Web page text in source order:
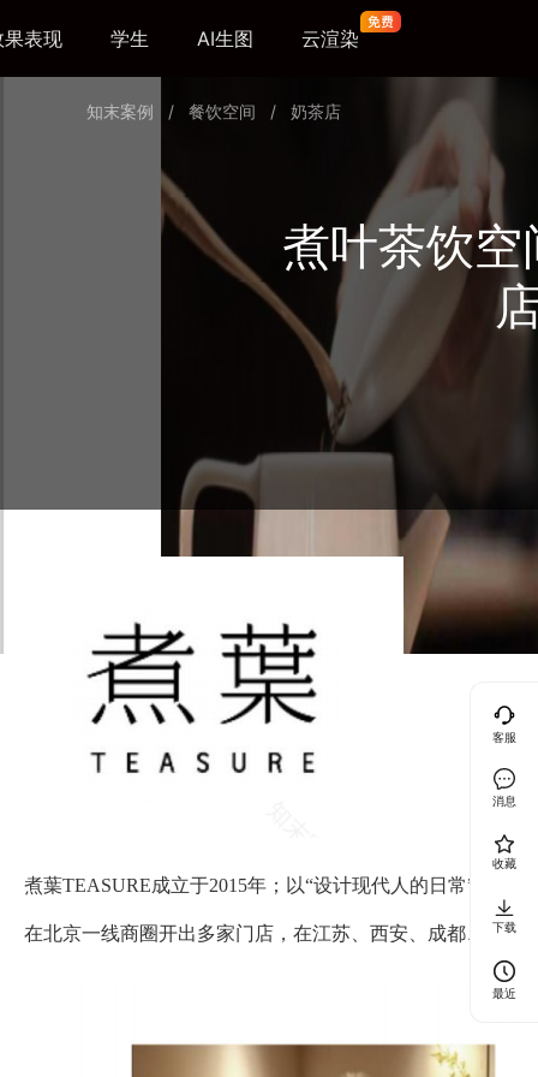
果表现 学生 AI生图 云渲染
知末案例 / 餐饮空间 / 奶茶店
煮叶茶饮
煮葉TEASURE成立于2015年；以“设计现代人的日常”为理
在北京一线商圈开出多家门店，在江苏、西安、成都、郑州
客服
消息
收藏
下载
最近